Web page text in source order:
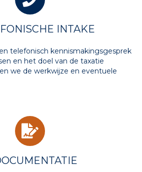
INTAKE
telefonisch kennismakingsgesprek
en het doel van de taxatie
we de werkwijze en eventuele